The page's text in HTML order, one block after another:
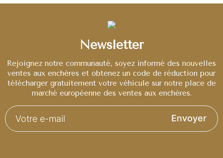
Newsletter
Rejoignez notre communauté, soyez informé des nouvelles
ventes aux enchères et obtenez un code de réduction pour
télécharger gratuitement votre véhicule sur notre place de
marché européenne des ventes aux enchères.
Envoyer